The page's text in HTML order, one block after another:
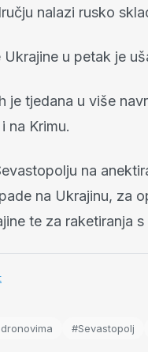
nalazi rusko
u petak je
je tjedana u više
na Krimu.
na
na Ukrajinu, za
te za raketiranja s
#Sevastopolj